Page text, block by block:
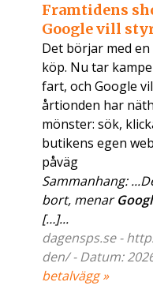
Framtidens
Google vill
Det börjar med
köp. Nu tar
fart, och Google
årtionden har
mönster: sök,
butikens egen
påväg
Sammanhang:
bort, menar
[…]...
dagensps.se -
den/ - Datum:
betalvägg »